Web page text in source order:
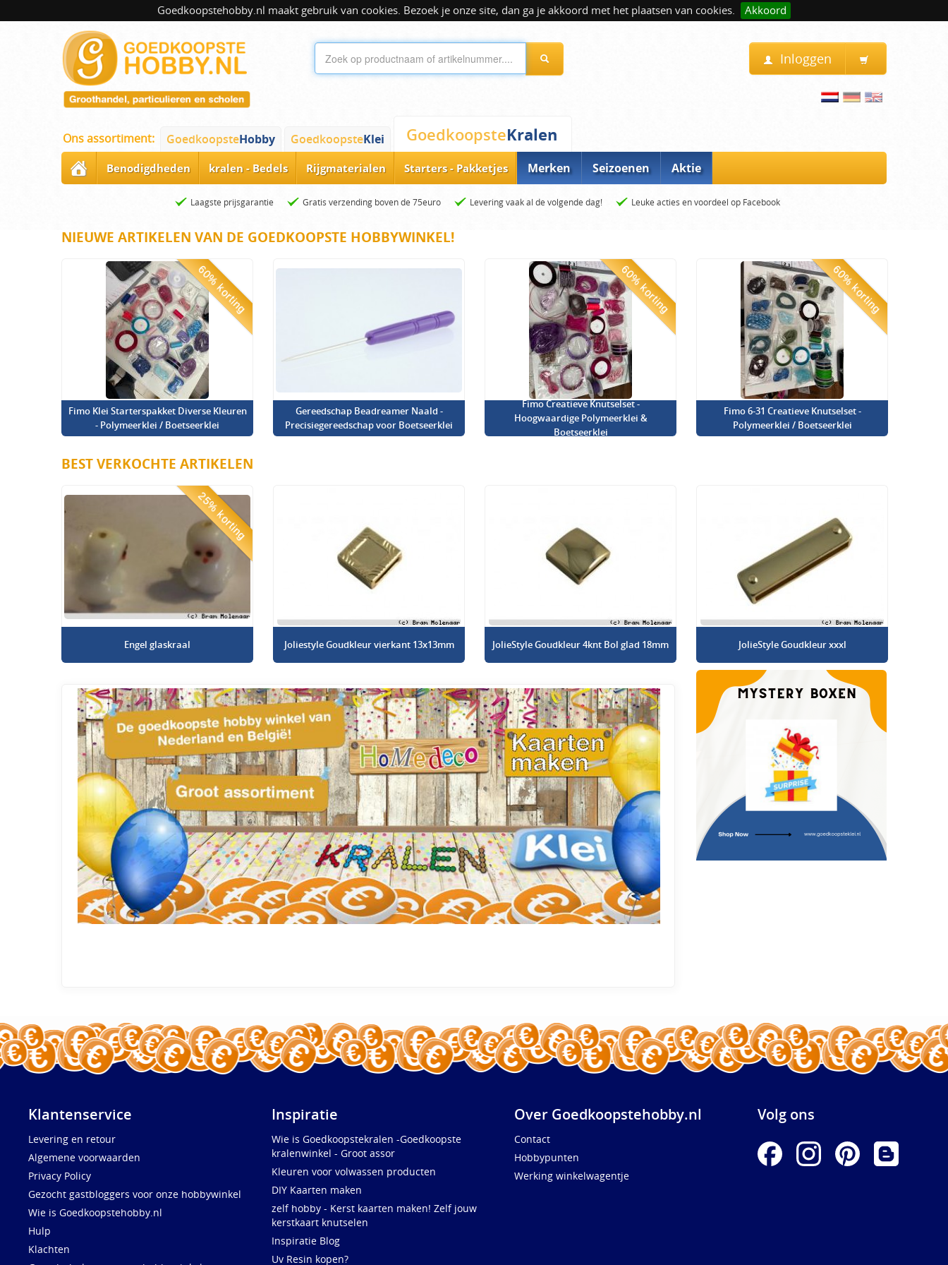
Goedkoopstehobby.nl maakt gebruik van cookies. Bezoek je onze site, dan ga je akkoord met het plaatsen van cookies. Akkoord
Inloggen
Ons assortiment: GoedkoopsteHobby GoedkoopsteKlei GoedkoopsteKralen
Benodigdheden kralen - Bedels Rijgmaterialen Starters - Pakketjes Merken Seizoenen Aktie
Laagste prijsgarantie Gratis verzending boven de 75euro Levering vaak al de volgende dag! Leuke acties en voordeel op Facebook
NIEUWE ARTIKELEN VAN DE GOEDKOOPSTE HOBBYWINKEL!
60% korting
Fimo Klei Starterspakket Diverse Kleuren
- Polymeerklei / Boetseerklei
Gereedschap Beadreamer Naald -
Precisiegereedschap voor Boetseerklei
60% korting
Fimo Creatieve Knutselset -
Hoogwaardige Polymeerklei &
Boetseerklei
60% korting
Fimo 6-31 Creatieve Knutselset -
Polymeerklei / Boetseerklei
BEST VERKOCHTE ARTIKELEN
25% korting
Engel glaskraal Joliestyle Goudkleur vierkant 13x13mm JolieStyle Goudkleur 4knt Bol glad 18mm JolieStyle Goudkleur xxxl
Klantenservice
Levering en retour
Algemene voorwaarden
Privacy Policy
Gezocht gastbloggers voor onze hobbywinkel
Wie is Goedkoopstehobby.nl
Hulp
Klachten
Inspiratie
Wie is Goedkoopstekralen -Goedkoopste
kralenwinkel - Groot assor
Kleuren voor volwassen producten
DIY Kaarten maken
zelf hobby - Kerst kaarten maken! Zelf jouw
kerstkaart knutselen
Inspiratie Blog
Uv Resin kopen?
Over Goedkoopstehobby.nl
Contact
Hobbypunten
Werking winkelwagentje
Volg ons